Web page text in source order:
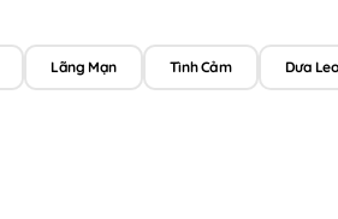
Lãng Mạn Tình Cảm Dưa